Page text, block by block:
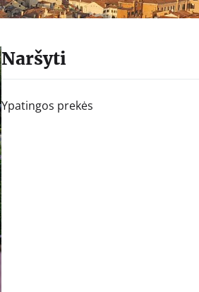
Naršyti
Ypatingos prekės